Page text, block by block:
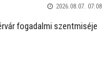
2026.08.07. 07:08
fogadalmi szentmiséje